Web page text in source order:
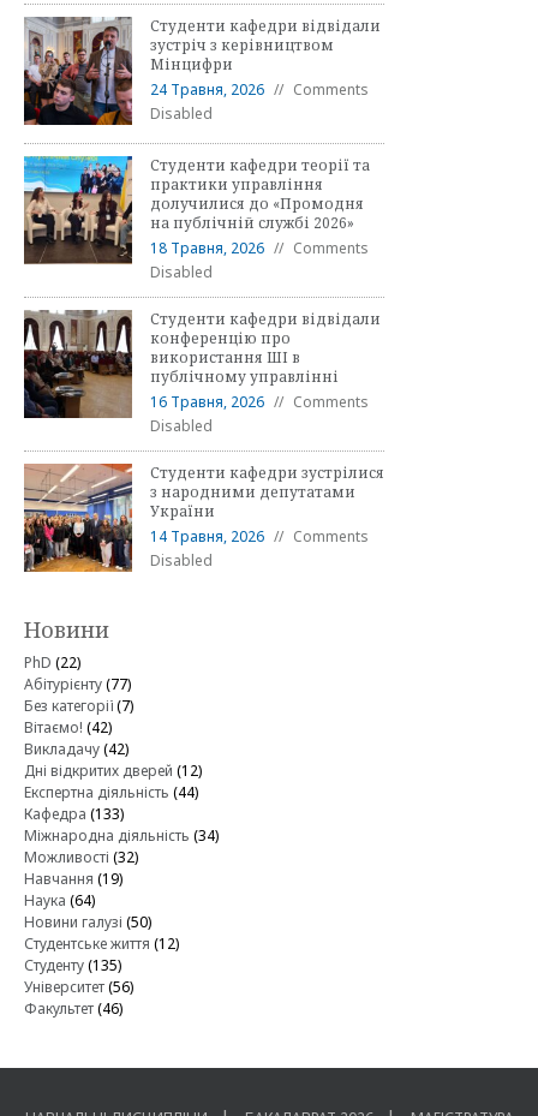
Студенти кафедри відвідали
зустріч з керівництвом
Мінцифри
24 Травня, 2026
Comments
Disabled
Студенти кафедри теорії та
практики управління
долучилися до «Промодня
на публічній службі 2026»
18 Травня, 2026
Comments
Disabled
Студенти кафедри відвідали
конференцію про
використання ШІ в
публічному управлінні
16 Травня, 2026
Comments
Disabled
Студенти кафедри зустрілися
з народними депутатами
України
14 Травня, 2026
Comments
Disabled
Новини
PhD (22)
Абітурієнту(77)
Без категорії(7)
Вітаємо! (42)
Викладачу(42)
Дні відкритих дверей (12)
Експертна діяльність (44)
Кафедра (133)
Міжнародна діяльність (34)
Можливості (32)
Навчання (19)
Наука (64)
Новини галузі (50)
Студентське життя (12)
Студенту(135)
Університет(56)
Факультет(46)